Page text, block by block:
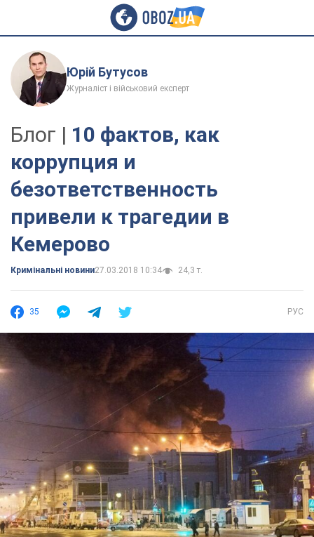
Юрій Бутусов
Журналіст і військовий експерт
Блог | 10 фактов, как
коррупция и
безответственность
привели к трагедии в
Кемерово
Кримінальні новини27.03.2018 10:34 24,3 т.
35 РУС